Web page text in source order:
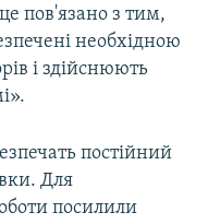
пов'язано з тим,
необхідною
і здійснюють
постійний
Для
посилили